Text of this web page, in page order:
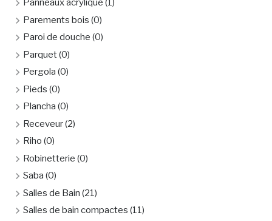
Panneaux acrylique (1)
Parements bois (0)
Paroi de douche (0)
Parquet(0)
Pergola (0)
Pieds (0)
Plancha (0)
Receveur(2)
Riho (0)
Robinetterie (0)
Saba (0)
Salles de Bain (21)
Salles de bain compactes (11)